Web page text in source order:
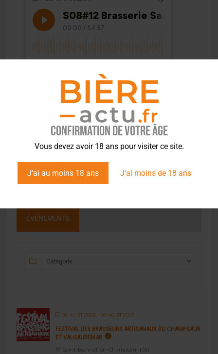
Confirmation de votre âge
Vous devez avoir 18 ans pour visiter ce site.
J'ai au moins 18 ans J'ai moins de 18 ans
ÉVÉNEMENTS
08 AOÛT 2026- 09 AOÛT 2026
FESTIVAL DES BRASSEURS ARTISANAUX DU CHAMPSAUR
ET VALGAUDEMAR
Saint-Bonnet-en-Champsaur (05)